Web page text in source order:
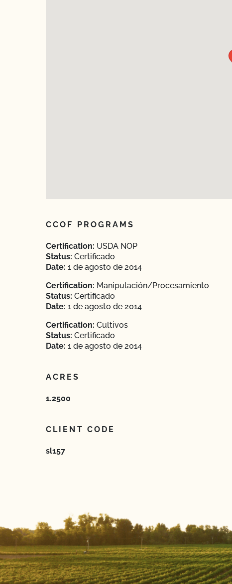
CCOF PROGRAMS
Certification: USDA NOP
Status: Certificado
Date: 1 de agosto de 2014
Certification: Manipulación/Procesamiento
Status: Certificado
Date: 1 de agosto de 2014
Certification: Cultivos
Status: Certificado
Date: 1 de agosto de 2014
ACRES
1.2500
CLIENT CODE
sl157